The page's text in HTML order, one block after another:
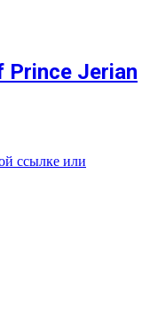
Prince Jerian